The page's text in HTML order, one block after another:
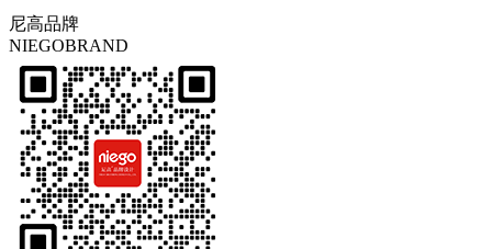
尼高品牌
NIEGOBRAND